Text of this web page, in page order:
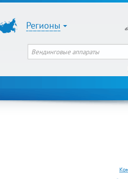
Регионы